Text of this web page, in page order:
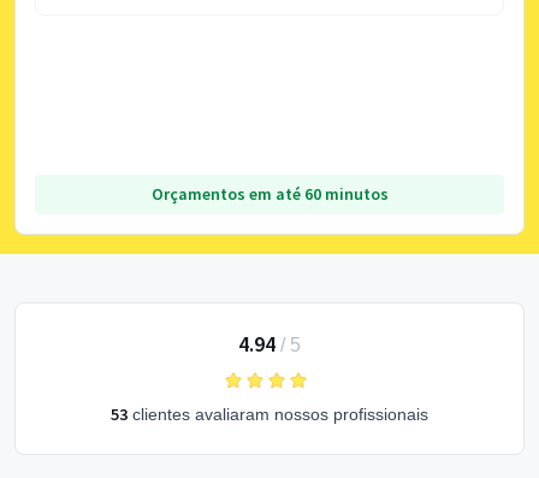
Orçamentos em até 60 minutos
4.94 / 5
53 clientes avaliaram nossos profissionais